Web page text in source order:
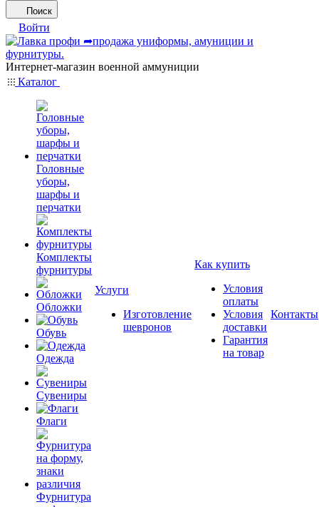
Поиск
Войти
Интернет-магазин военной аммуниции
Каталог
Головные
уборы,
шарфы и
перчатки
Комплекты
фурнитуры
Обложки
Обувь
Одежда
Сувениры
Флаги
Фурнитура
Услуги
Изготовление
шевронов
Как купить
Условия
оплаты
Условия
доставки
Гарантия
на товар
Контакты